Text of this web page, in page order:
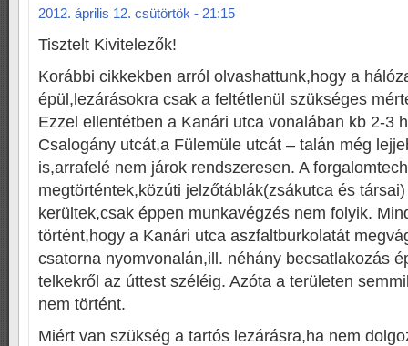
2012. április 12. csütörtök - 21:15
Tisztelt Kivitelezők!
Korábbi cikkekben arról olvashattunk,hogy a
épül,lezárásokra csak a feltétlenül szükséges
Ezzel ellentétben a Kanári utca vonalában kb 2-3
Csalogány utcát,a Fülemüle utcát – talán még
is,arrafelé nem járok rendszeresen. A
megtörténtek,közúti jelzőtáblák(zsákutca és
kerültek,csak éppen munkavégzés nem folyik.
történt,hogy a Kanári utca aszfaltburkolatát
csatorna nyomvonalán,ill. néhány becsatlakozás
telkekről az úttest széléig. Azóta a területen
nem történt.
Miért van szükség a tartós lezárásra,ha nem